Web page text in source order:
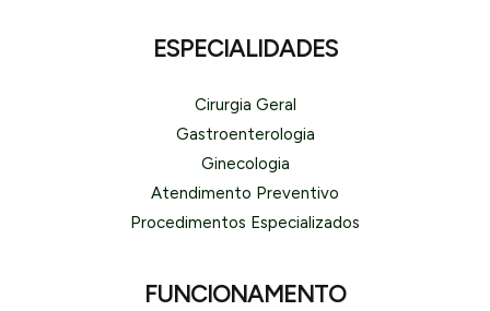
ESPECIALIDADES
Cirurgia Geral
Gastroenterologia
Ginecologia
Atendimento Preventivo
Procedimentos Especializados
FUNCIONAMENTO